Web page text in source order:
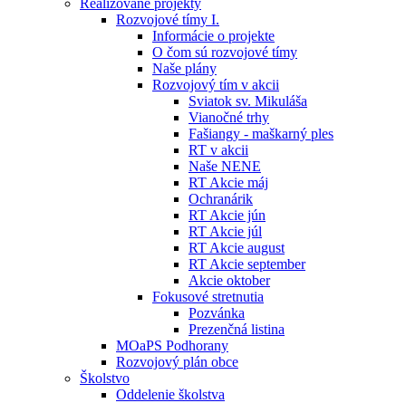
Realizované projekty
Rozvojové tímy I.
Informácie o projekte
O čom sú rozvojové tímy
Naše plány
Rozvojový tím v akcii
Sviatok sv. Mikuláša
Vianočné trhy
Fašiangy - maškarný ples
RT v akcii
Naše NENE
RT Akcie máj
Ochranárik
RT Akcie jún
RT Akcie júl
RT Akcie august
RT Akcie september
Akcie oktober
Fokusové stretnutia
Pozvánka
Prezenčná listina
MOaPS Podhorany
Rozvojový plán obce
Školstvo
Oddelenie školstva